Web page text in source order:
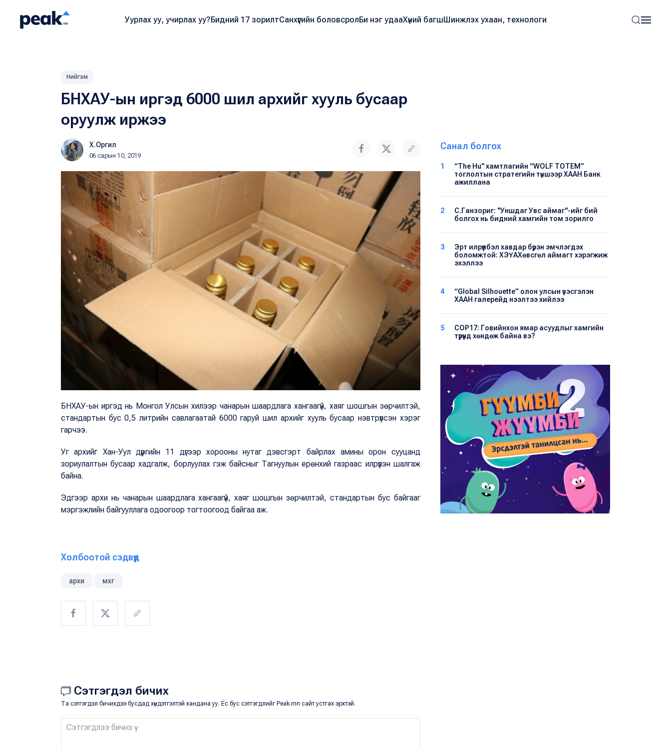
Уурлах уу, учирлах уу?Бидний 17 зорилтСанхүүгийн боловсролБи нэг удааХүний багшШинжлэх ухаан, технологи
Нийгэм
БНХАУ-ын иргэд 6000 шил архийг хууль бусаар
оруулж иржээ
Х.Оргил
06 сарын 10, 2019
БНХАУ-ын иргэд нь Монгол Улсын хилээр чанарын шаардлага хангаагүй, хаяг шошгын зөрчилтэй,
стандартын бус 0,5 литрийн савлагаатай 6000 гаруй шил архийг хууль бусаар нэвтрүүлсэн хэрэг
гарчээ.
Уг архийг Хан-Уул дүүргийн 11 дүгээр хорооны нутаг дэвсгэрт байрлах амины орон сууцанд
зориулалтын бусаар хадгалж, борлуулах гэж байсныг Тагнуулын ерөнхий газраас илрүүлэн шалгаж
байна.
Эдгээр архи нь чанарын шаардлага хангаагүй, хаяг шошгын зөрчилтэй, стандартын бус байгааг
мэргэжлийн байгууллага одоогоор тогтоогоод байгаа аж.
Холбоотой сэдвүүд
архи мхг
Сэтгэгдэл бичих
Та сэтгэгдэл бичихдээ бусдад хүндэтгэлтэй хандана уу. Ёс бус сэтгэгдлийг Peak.mn сайт устгах эрхтэй.
Санал болгох
1
“The Hu" хамтлагийн “WOLF TOTEM”
тоглолтын стратегийн түншээр ХААН Банк
ажиллана
2
С.Ганзориг: "Уншдаг Увс аймаг"-ийг бий
болгох нь бидний хамгийн том зорилго
3
Эрт илрүүлбэл хавдар бүрэн эмчлэгдэх
боломжтой: ХЭҮА​Хөвсгөл аймагт хэрэгжиж
эхэллээ
4
“Global Silhouette” олон улсын үзэсгэлэн
ХААН галерейд нээлтээ хийлээ
5
COP17: Говийнхон ямар асуудлыг хамгийн
түрүүнд хөндөж байна вэ?